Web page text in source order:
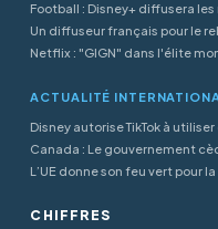
Football : Disney+ diffusera
Un diffuseur français pour le
Netflix : "GIGN" dans l'élite
ACTUALITÉ
Disney autorise TikTok à
Canada : Le gouvernement
L’UE donne son feu vert pour
CHIFFRES